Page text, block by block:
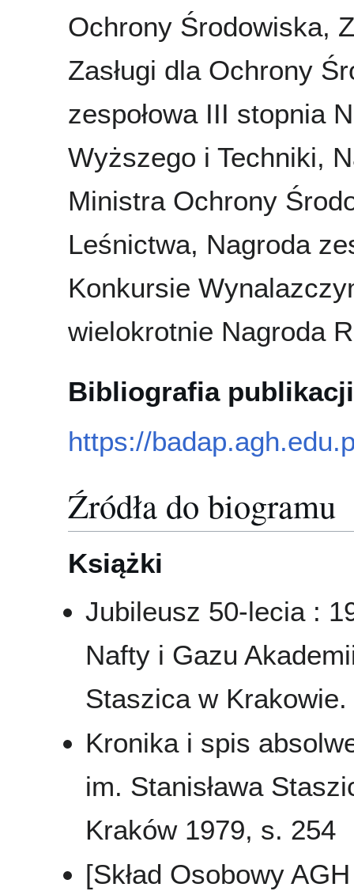
Ochrony Środowiska,
Zasługi dla Ochrony
zespołowa III stopnia
Wyższego i Techniki,
Ministra Ochrony
Leśnictwa, Nagroda
Konkursie
wielokrotnie Nagroda
Bibliografia publikacji
https://
Źródła do biogramu
Książki
Jubileusz 50-lecia :
Nafty i Gazu
Staszica w
Kronika i spis
im. Stanisława
Kraków 1979, s. 254
[Skład Osobowy